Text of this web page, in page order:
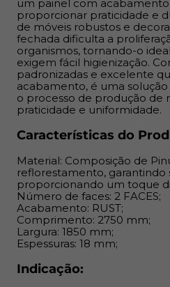
Indicação:
O MDF de 18 mm é indicado
móveis, estruturas e painéis
gavetas e revestimentos.
Benefícios:
Permite cortes em qualquer
design; Superfície uniforme
comuns em madeiras
Alta durabilidade e
relação custo-benefício;
montagem, reduzindo o
projetos.
um painel com
proporcionar praticidade e
de móveis robustos e
fechada dificulta a
organismos, tornando-o
exigem fácil higienização.
padronizadas e excelente
acabamento, é uma
o processo de produção de
praticidade e uniformidade.
Características do
Material: Composição de
reflorestamento, garantindo
proporcionando um toque
Número de faces: 2 FACES;
Acabamento: RUST;
Comprimento: 2750 mm;
Largura: 1850 mm;
Espessuras: 18 mm;
Indicação: